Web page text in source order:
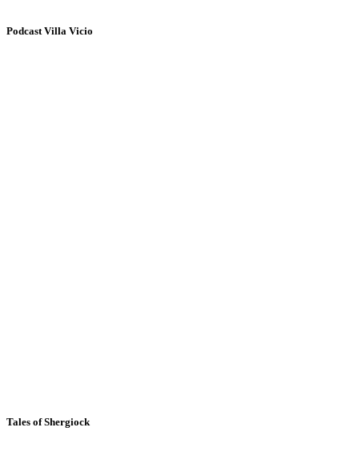
Podcast Villa Vicio
Tales of Shergiock